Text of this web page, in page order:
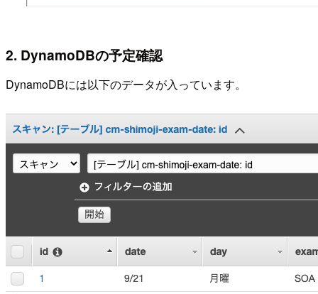
2. DynamoDBの予定確認
DynamoDBには以下のデータが入っています。